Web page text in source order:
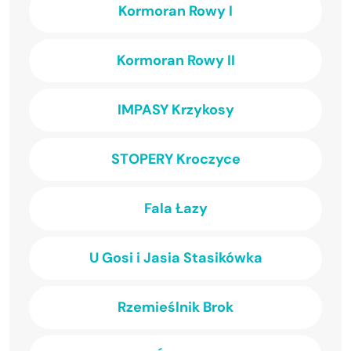
Kormoran Rowy I
Kormoran Rowy II
IMPASY Krzykosy
STOPERY Kroczyce
Fala Łazy
U Gosi i Jasia Stasikówka
Rzemieślnik Brok